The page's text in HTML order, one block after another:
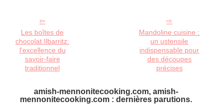
Les boîtes de
chocolat Ilbarritz:
l'excellence du
savoir-faire
traditionnel
Mandoline cuisine :
un ustensile
indispensable pour
des découpes
précises
amish-mennonitecooking.com, amish-
mennonitecooking.com : dernières parutions.